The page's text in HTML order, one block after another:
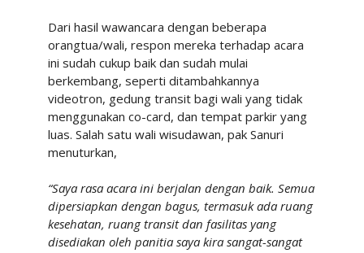
Dari hasil wawancara dengan beberapa
orangtua/wali, respon mereka terhadap acara
ini sudah cukup baik dan sudah mulai
berkembang, seperti ditambahkannya
videotron, gedung transit bagi wali yang tidak
menggunakan co-card, dan tempat parkir yang
luas. Salah satu wali wisudawan, pak Sanuri
menuturkan,
“Saya rasa acara ini berjalan dengan baik. Semua
dipersiapkan dengan bagus, termasuk ada ruang
kesehatan, ruang transit dan fasilitas yang
disediakan oleh panitia saya kira sangat-sangat